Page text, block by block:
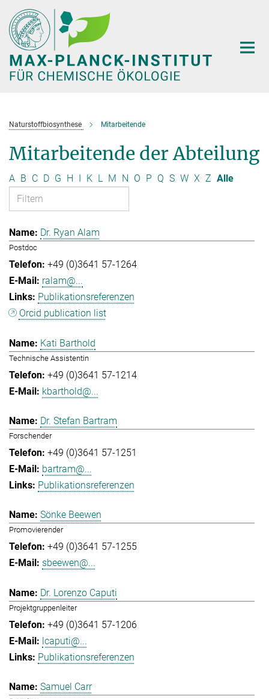
Hauptinhalt
Naturstoffbiosynthese Mitarbeitende
Mitarbeitende der Abteilung
A B C D G H I K L M N O P Q S W X Z Alle
Dr. Ryan Alam
Postdoc
+49 (0)3641 57-1264
ralam@...
Publikationsreferenzen
Orcid publication list
Kati Barthold
Technische Assistentin
+49 (0)3641 57-1214
kbarthold@...
Dr. Stefan Bartram
Forschender
+49 (0)3641 57-1251
bartram@...
Publikationsreferenzen
Sönke Beewen
Promovierender
+49 (0)3641 57-1255
sbeewen@...
Dr. Lorenzo Caputi
Projektgruppenleiter
+49 (0)3641 57-1206
lcaputi@...
Publikationsreferenzen
Samuel Carr